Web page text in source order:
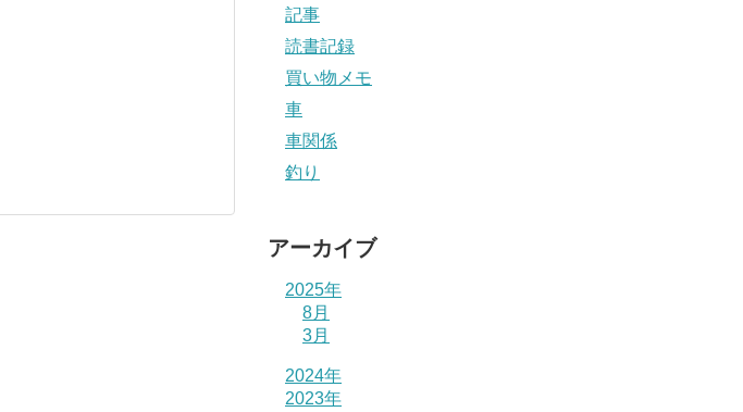
記事
読書記録
買い物メモ
車
車関係
釣り
アーカイブ
2025年
8月
3月
2024年
2023年